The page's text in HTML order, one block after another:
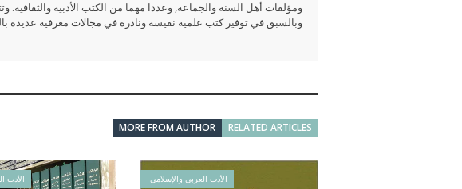
ومؤلفات أهل السنة والجماعة, وعددا مهما من الكتب الأدبية والثقافية.
وبالسبق في توفير كتب علمية نفيسة ونادرة في مجالات معرفية عديدة
RELATED ARTICLES
MORE FROM AUTHOR
الأدب الأدب العربي والإسلامي